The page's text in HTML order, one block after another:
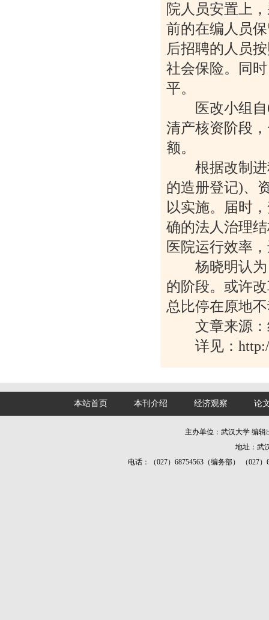
院人员安置上
前的在编人员
后招聘的人员
社会保险。同
平。
医改小组自6
清产核资阶段
额。
根据改制进
的造册登记)、
以实施。届时
确的法人治理
医院运行效率
杨晓明认为
的阶段。或许
总比停在原地
文章来源：
详见：http://
本站首页 本刊介绍 经济观察 论
主办单位：武汉大学 编
地址：武
电话：（027）68754563（编务部） （027